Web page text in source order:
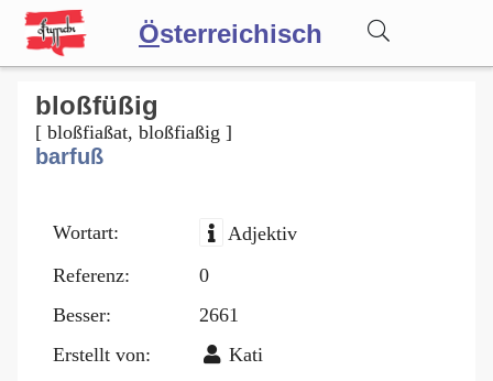
Österreichisch
Wörterbuch
Forum
Blog
bloßfüßig
[ bloßfiaßat, bloßfiaßig ]
barfuß
Wortart:
Adjektiv
Referenz:
0
Besser:
2661
Erstellt von:
Kati